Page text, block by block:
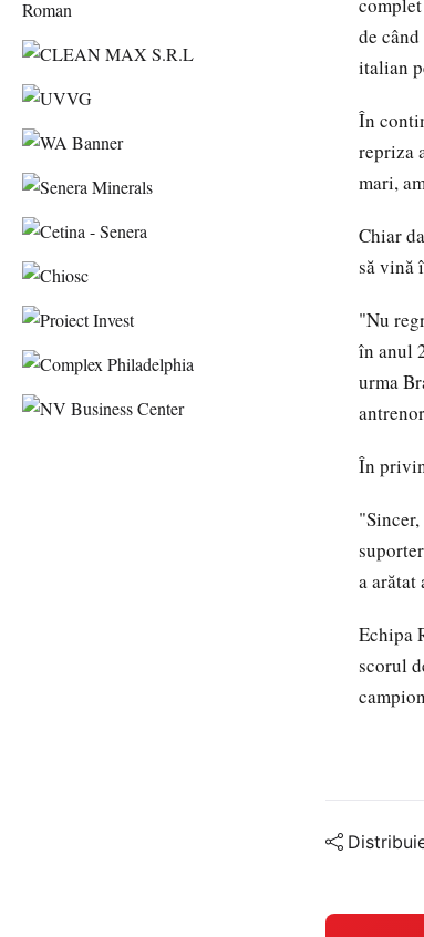
de
italian
În
repriza
mari,
Chiar
să vină
"Nu
în anul
urma
În
a
Echipa
scorul